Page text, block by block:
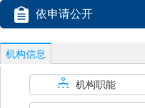
依申请公开
机构信息
机构职能